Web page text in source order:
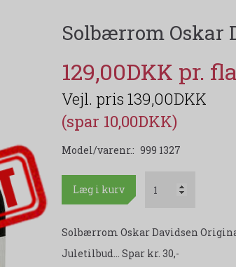
Solbærrom Oskar
129,00DKK
139,00DKK
(spar 10,00DKK)
Model/varenr.: 999 1327
Læg i kurv
Solbærrom Oskar Davidsen
Juletilbud... Spar kr. 30,-